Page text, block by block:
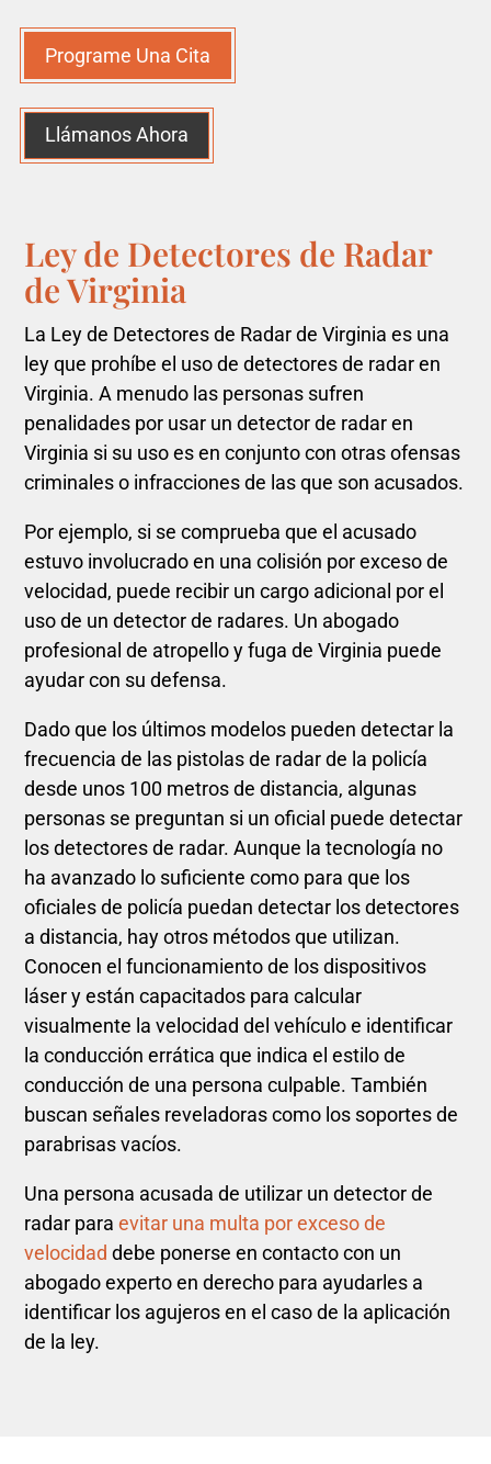
Programe Una Cita
Llámanos Ahora
Ley de Detectores de Radar
de Virginia
La Ley de Detectores de Radar de Virginia es una
ley que prohíbe el uso de detectores de radar en
Virginia. A menudo las personas sufren
penalidades por usar un detector de radar en
Virginia si su uso es en conjunto con otras ofensas
criminales o infracciones de las que son acusados.
Por ejemplo, si se comprueba que el acusado
estuvo involucrado en una colisión por exceso de
velocidad, puede recibir un cargo adicional por el
uso de un detector de radares. Un abogado
profesional de atropello y fuga de Virginia puede
ayudar con su defensa.
Dado que los últimos modelos pueden detectar la
frecuencia de las pistolas de radar de la policía
desde unos 100 metros de distancia, algunas
personas se preguntan si un oficial puede detectar
los detectores de radar. Aunque la tecnología no
ha avanzado lo suficiente como para que los
oficiales de policía puedan detectar los detectores
a distancia, hay otros métodos que utilizan.
Conocen el funcionamiento de los dispositivos
láser y están capacitados para calcular
visualmente la velocidad del vehículo e identificar
la conducción errática que indica el estilo de
conducción de una persona culpable. También
buscan señales reveladoras como los soportes de
parabrisas vacíos.
Una persona acusada de utilizar un detector de
radar para evitar una multa por exceso de
velocidad debe ponerse en contacto con un
abogado experto en derecho para ayudarles a
identificar los agujeros en el caso de la aplicación
de la ley.